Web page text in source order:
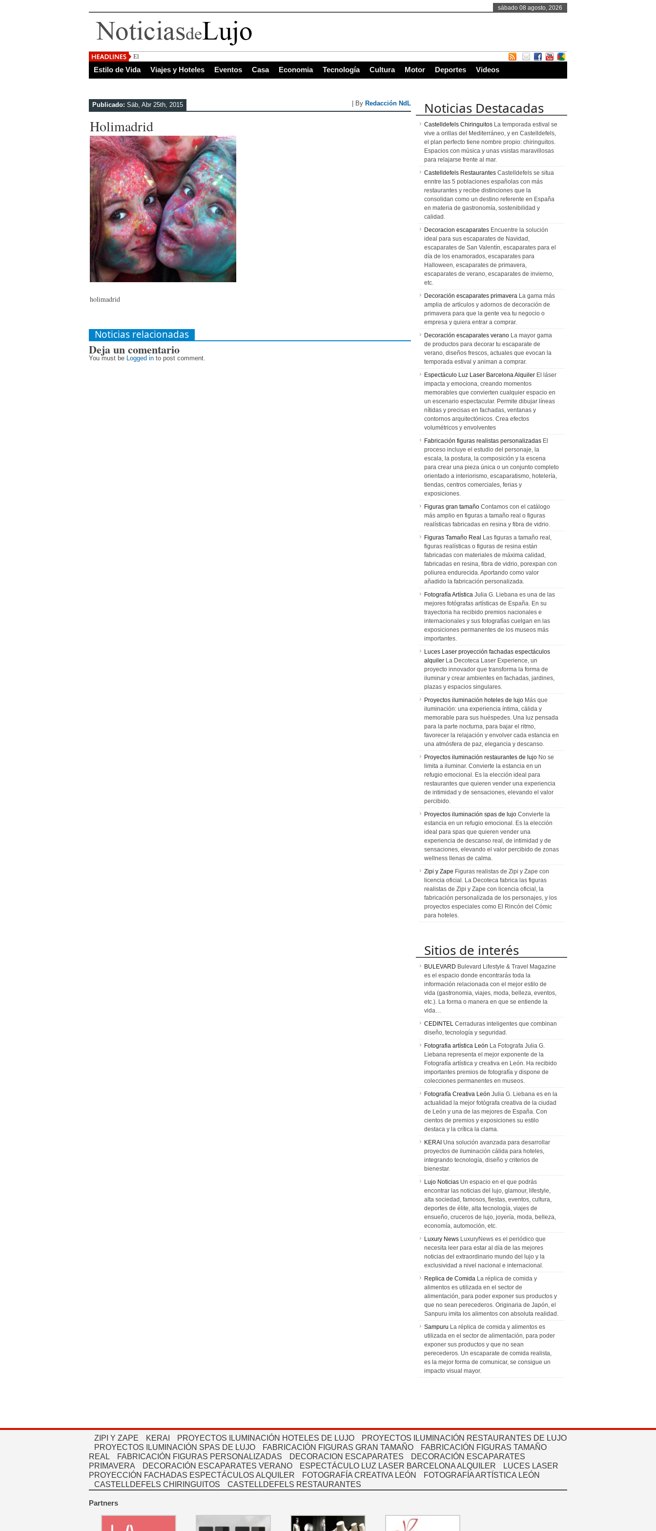
sábado 08 agosto, 2026
El Salvador, uno de lo
Estilo de Vida Viajes y Hoteles Eventos Casa Economia Tecnología Cultura Motor Deportes Videos
Publicado: Sáb, Abr 25th, 2015 | By Redacción NdL
Holimadrid
holimadrid
Noticias relacionadas
Deja un comentario
You must be Logged in to post comment.
Noticias Destacadas
Castelldefels Chiringuitos La temporada estival se
vive a orillas del Mediterráneo, y en Castelldefels,
el plan perfecto tiene nombre propio: chiringuitos.
Espacios con música y unas vsistas maravillosas
para relajarse frente al mar.
Castelldefels Restaurantes Castelldefels se situa
enntre las 5 poblaciones españolas con más
restaurantes y recibe distinciones que la
consolidan como un destino referente en España
en materia de gastronomía, sostenibilidad y
calidad.
Decoracion escaparates Encuentre la solución
ideal para sus escaparates de Navidad,
escaparates de San Valentín, escaparates para el
día de los enamorados, escaparates para
Halloween, escaparates de primavera,
escaparates de verano, escaparates de invierno,
etc.
Decoración escaparates primavera La gama más
amplia de artículos y adornos de decoración de
primavera para que la gente vea tu negocio o
empresa y quiera entrar a comprar.
Decoración escaparates verano La mayor gama
de productos para decorar tu escaparate de
verano, diseños frescos, actuales que evocan la
temporada estival y animan a comprar.
Espectáculo Luz Laser Barcelona Alquiler El láser
impacta y emociona, creando momentos
memorables que convierten cualquier espacio en
un escenario espectacular. Permite dibujar líneas
nítidas y precisas en fachadas, ventanas y
contornos arquitectónicos. Crea efectos
volumétricos y envolventes
Fabricación figuras realistas personalizadas El
proceso incluye el estudio del personaje, la
escala, la postura, la composición y la escena
para crear una pieza única o un conjunto completo
orientado a interiorismo, escaparatismo, hotelería,
tiendas, centros comerciales, ferias y
exposiciones.
Figuras gran tamaño Contamos con el catálogo
más amplio en figuras a tamaño real o figuras
realísticas fabricadas en resina y fibra de vidrio.
Figuras Tamaño Real Las figuras a tamaño real,
figuras realísticas o figuras de resina están
fabricadas con materiales de máxima calidad,
fabricadas en resina, fibra de vidrio, porexpan con
poliurea endurecida. Aportando como valor
añadido la fabricación personalizada.
Fotografía Artística Julia G. Liebana es una de las
mejores fotógrafas artísticas de España. En su
trayectoria ha recibido premios nacionales e
internacionales y sus fotografías cuelgan en las
exposiciones permanentes de los museos más
importantes.
Luces Laser proyección fachadas espectáculos
alquiler La Decoteca Laser Experience, un
proyecto innovador que transforma la forma de
iluminar y crear ambientes en fachadas, jardines,
plazas y espacios singulares.
Proyectos iluminación hoteles de lujo Más que
iluminación: una experiencia íntima, cálida y
memorable para sus huéspedes. Una luz pensada
para la parte nocturna, para bajar el ritmo,
favorecer la relajación y envolver cada estancia en
una atmósfera de paz, elegancia y descanso.
Proyectos iluminación restaurantes de lujo No se
limita a iluminar. Convierte la estancia en un
refugio emocional. Es la elección ideal para
restaurantes que quieren vender una experiencia
de intimidad y de sensaciones, elevando el valor
percibido.
Proyectos iluminación spas de lujo Convierte la
estancia en un refugio emocional. Es la elección
ideal para spas que quieren vender una
experiencia de descanso real, de intimidad y de
sensaciones, elevando el valor percibido de zonas
wellness llenas de calma.
Zipi y Zape Figuras realistas de Zipi y Zape con
licencia oficial. La Decoteca fabrica las figuras
realistas de Zipi y Zape con licencia oficial, la
fabricación personalizada de los personajes, y los
proyectos especiales como El Rincón del Cómic
para hoteles.
Sitios de interés
BULEVARD Bulevard Lifestyle & Travel Magazine
es el espacio donde encontrarás toda la
información relacionada con el mejor estilo de
vida (gastronomia, viajes, moda, belleza, eventos,
etc.). La forma o manera en que se entiende la
vida…
CEDINTEL Cerraduras inteligentes que combinan
diseño, tecnología y seguridad.
Fotografia artística León La Fotografa Julia G.
Liebana representa el mejor exponente de la
Fotografía artística y creativa en León. Ha recibido
importantes premios de fotografía y dispone de
colecciones permanentes en museos.
Fotografía Creativa León Julia G. Liebana es en la
actualidad la mejor fotógrafa creativa de la ciudad
de León y una de las mejores de España. Con
cientos de premios y exposiciones su estilo
destaca y la crítica la clama.
KERAI Una solución avanzada para desarrollar
proyectos de iluminación cálida para hoteles,
integrando tecnología, diseño y criterios de
bienestar.
Lujo Noticias Un espacio en el que podrás
encontrar las noticias del lujo, glamour, lifestyle,
alta sociedad, famosos, fiestas, eventos, cultura,
deportes de élite, alta tecnología, viajes de
ensueño, cruceros de lujo, joyería, moda, belleza,
economía, automoción, etc.
Luxury News LuxuryNews es el periódico que
necesita leer para estar al día de las mejores
noticias del extraordinario mundo del lujo y la
exclusividad a nivel nacional e internacional.
Replica de Comida La réplica de comida y
alimentos es utilizada en el sector de
alimentación, para poder exponer sus productos y
que no sean perecederos. Originaria de Japón, el
Sanpuru imita los alimentos con absoluta realidad.
Sampuru La réplica de comida y alimentos es
utilizada en el sector de alimentación, para poder
exponer sus productos y que no sean
perecederos. Un escaparate de comida realista,
es la mejor forma de comunicar, se consigue un
impacto visual mayor.
ZIPI Y ZAPE KERAI PROYECTOS ILUMINACIÓN HOTELES DE LUJO
PROYECTOS ILUMINACIÓN RESTAURANTES DE LUJO
PROYECTOS ILUMINACIÓN SPAS DE LUJO
FABRICACIÓN FIGURAS GRAN TAMAÑO
FABRICACIÓN FIGURAS TAMAÑO
REAL
FABRICACIÓN FIGURAS PERSONALIZADAS DECORACION ESCAPARATES
DECORACIÓN ESCAPARATES
PRIMAVERA
DECORACIÓN ESCAPARATES VERANO ESPECTÁCULO LUZ LASER BARCELONA ALQUILER
LUCES LASER
PROYECCIÓN FACHADAS ESPECTÁCULOS ALQUILER
FOTOGRAFÍA CREATIVA LEÓN
FOTOGRAFÍA ARTÍSTICA LEÓN
CASTELLDEFELS CHIRINGUITOS
CASTELLDEFELS RESTAURANTES
Partners